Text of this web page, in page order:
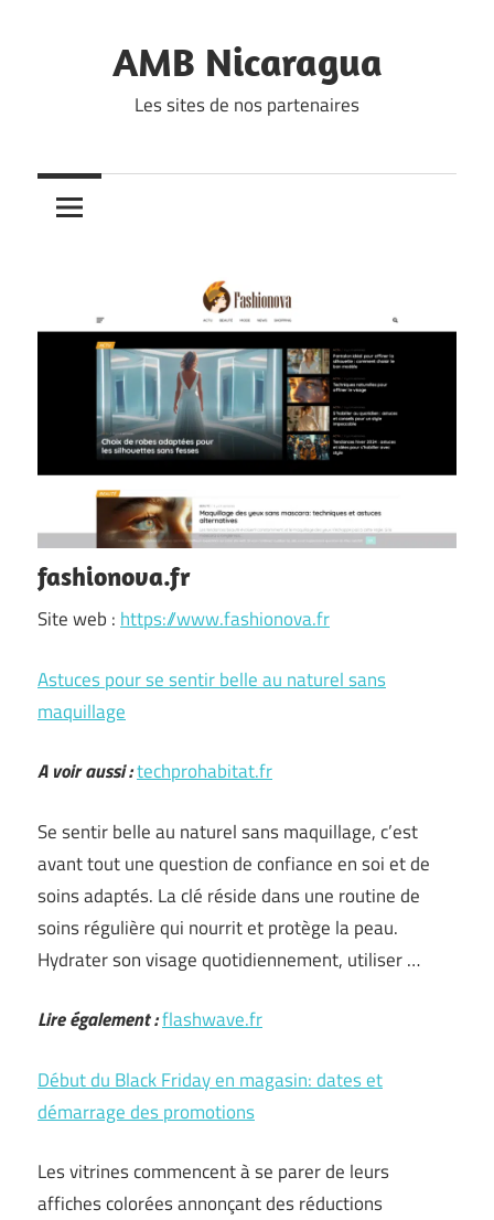
AMB Nicaragua
Les sites de nos partenaires
fashionova.fr
Site web : https://www.fashionova.fr
Astuces pour se sentir belle au naturel sans
maquillage
A voir aussi :techprohabitat.fr
Se sentir belle au naturel sans maquillage, c’est
avant tout une question de confiance en soi et de
soins adaptés. La clé réside dans une routine de
soins régulière qui nourrit et protège la peau.
Hydrater son visage quotidiennement, utiliser …
Lire également :flashwave.fr
Début du Black Friday en magasin: dates et
démarrage des promotions
Les vitrines commencent à se parer de leurs
affiches colorées annonçant des réductions